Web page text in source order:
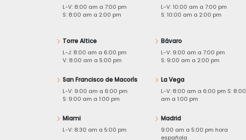
L-V: 8:00 am a 7:00 pm
S: 8:00 am a 2:00 pm
L-V: 10:00 am a 7:00 pm
S: 10:00 am a 2:00 pm
Torre Altice
L-J: 8:00 am a 6:00 pm
V: 8:00 am a 5:00 pm
Bávaro
L-V: 9:00 am a 7:00 pm
S: 9:00 am a 2:00 pm
San Francisco de Macorís
L-V: 9:00 am a 6:00 pm
S: 9:00 am a 1:00 pm
La Vega
L-V: 8:00 am a 6:00 pm S: 8:00
am a 1:00 pm
Miami
L-V: 8:30 am a 5:00 pm
Madrid
9:00 am a 5:00 pm hora
española